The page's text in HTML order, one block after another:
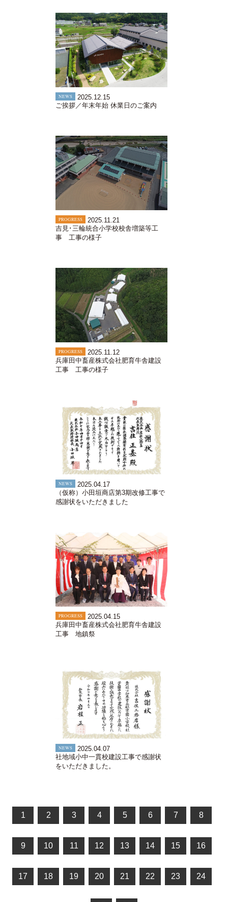
NEWS
2025.12.15
ご挨拶／年末年始 休業日のご案内
PROGRESS
2025.11.21
吉見･三輪統合小学校校舎増築等工
事 工事の様子
PROGRESS
2025.11.12
兵庫田中畜産株式会社肥育牛舎建設
工事 工事の様子
NEWS
2025.04.17
（仮称）小田垣商店第3期改修工事で
感謝状をいただきました
PROGRESS
2025.04.15
兵庫田中畜産株式会社肥育牛舎建設
工事 地鎮祭
NEWS
2025.04.07
社地域小中一貫校建設工事で感謝状
をいただきました。
1 2 3 4 5 6 7 8
9 10 11 12 13 14 15 16
17 18 19 20 21 22 23 24